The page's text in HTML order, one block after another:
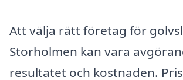
Att välja rätt företag för
Storholmen kan vara
resultatet och kostnaden.